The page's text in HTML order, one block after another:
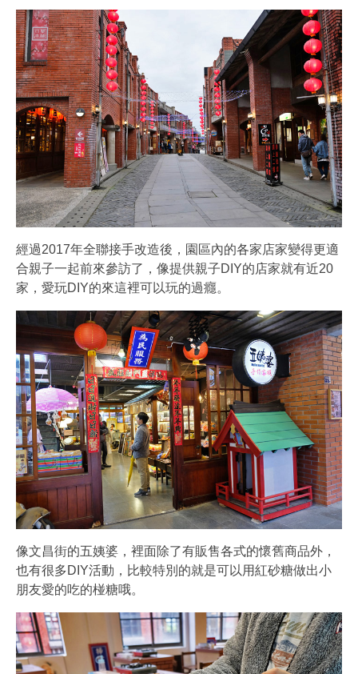
經過2017年全聯接手改造後，園區內的各家店家變得更適
合親子一起前來參訪了，像提供親子DIY的店家就有近20
家，愛玩DIY的來這裡可以玩的過癮。
像文昌街的五姨婆，裡面除了有販售各式的懷舊商品外，
也有很多DIY活動，比較特別的就是可以用紅砂糖做出小
朋友愛的吃的椪糖哦。